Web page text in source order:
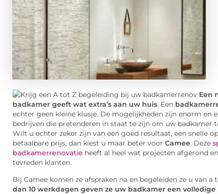
Een
badkamer geeft wat extra’s aan uw huis. Een
echter geen kleine klusje. De mogelijkheden zijn enorm en
bedrijven die pretenderen in staat te zijn om uw badkamer
Wilt u echter zeker zijn van een goed resultaat, een snelle
betaalbare prijs, dan kiest u maar beter voor Camee. Deze
badkamerrenovatie heeft al heel wat projecten afgerond
tevreden klanten.
Bij Camee komen ze afspraken na en begeleiden ze u van a
dan 10 werkdagen geven ze uw badkamer een volledige